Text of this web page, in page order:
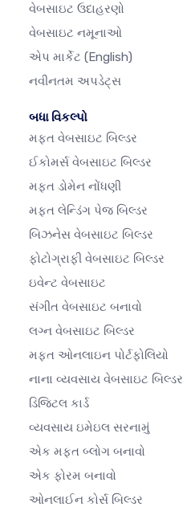
વેબસાઇટ ઉદાહરણો
વેબસાઇટ નમૂનાઓ
એપ માર્કેટ (English)
નવીનતમ અપડેટ્સ
બધા વિકલ્પો
મફત વેબસાઇટ બિલ્ડર
ઈકોમર્સ વેબસાઇટ બિલ્ડર
મફત ડોમેન નોંધણી
મફત લેન્ડિંગ પેજ બિલ્ડર
બિઝનેસ વેબસાઇટ બિલ્ડર
ફોટોગ્રાફી વેબસાઇટ બિલ્ડર
ઇવેન્ટ વેબસાઇટ
સંગીત વેબસાઇટ બનાવો
લગ્ન વેબસાઇટ બિલ્ડર
મફત ઓનલાઇન પોર્ટફોલિયો
નાના વ્યવસાય વેબસાઇટ બિલ્ડર
ડિજિટલ કાર્ડ
વ્યવસાય ઇમેઇલ સરનામું
એક મફત બ્લોગ બનાવો
એક ફોરમ બનાવો
ઓનલાઈન કોર્સ બિલ્ડર